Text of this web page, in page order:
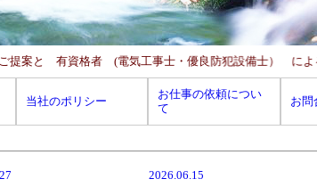
有資格者 (電気工事士・優良防犯設備士） による
当社のポリシー
お仕事の依頼につい
て
お問
2026.06.15